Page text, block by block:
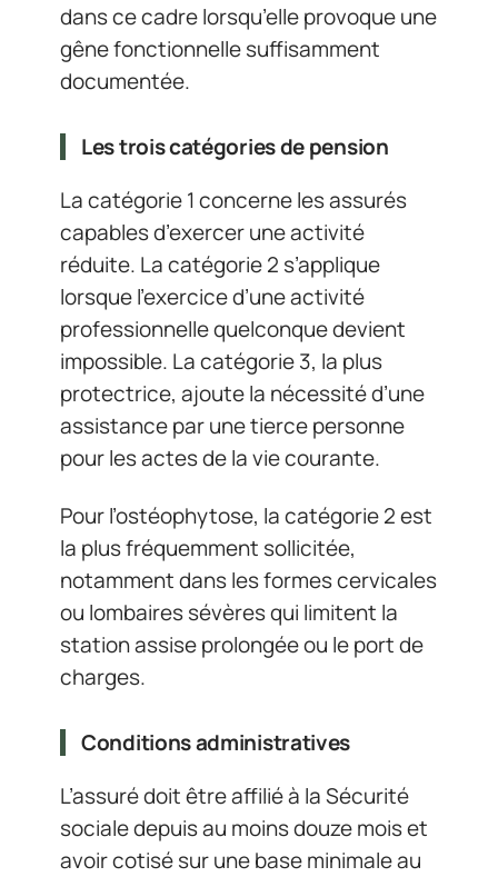
dans ce cadre lorsqu’elle provoque une
gêne fonctionnelle suffisamment
documentée.
Les trois catégories de pension
La catégorie 1 concerne les assurés
capables d’exercer une activité
réduite. La catégorie 2 s’applique
lorsque l’exercice d’une activité
professionnelle quelconque devient
impossible. La catégorie 3, la plus
protectrice, ajoute la nécessité d’une
assistance par une tierce personne
pour les actes de la vie courante.
Pour l’ostéophytose, la catégorie 2 est
la plus fréquemment sollicitée,
notamment dans les formes cervicales
ou lombaires sévères qui limitent la
station assise prolongée ou le port de
charges.
Conditions administratives
L’assuré doit être affilié à la Sécurité
sociale depuis au moins douze mois et
avoir cotisé sur une base minimale au